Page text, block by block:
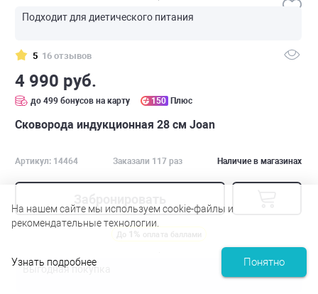
Подходит для диетического питания
5 16 отзывов
4 990 руб.
до 499 бонусов на карту 150 Плюс
Сковорода индукционная 28 см Joan
Артикул: 14464 Заказали 117 раз Наличие в магазинах
До 1% оплата баллами
Выгодная покупка
На нашем сайте мы используем cookie-файлы и
рекомендательные технологии.
Узнать подробнее Понятно